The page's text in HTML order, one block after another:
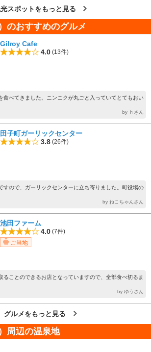
スポットをもっと見る
のおすすめのグルメ
Gilroy Cafe
4.0 (13件)
食べてきました。ニンニクが丸ごと入っていてとてもおい
by ｈさん
田子町ガーリックセンター
3.8 (26件)
すので、ガーリックセンターに立ち寄りました。町役場の
by ねこちゃんさん
池田ファーム
4.0 (7件)
ご当地
ることのできるお店となっていますので、全部食べ切るま
by ゆうさん
グルメをもっと見る
周辺の温泉地